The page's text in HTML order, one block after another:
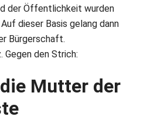
der Öffentlichkeit wurden
dieser Basis gelang dann
Bürgerschaft.
Gegen den Strich:
Mutter der